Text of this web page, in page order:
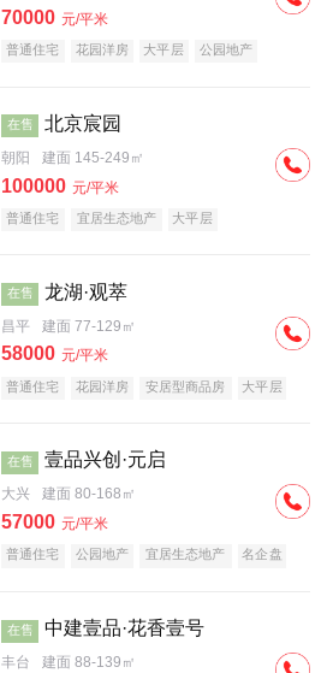
70000 元/平米
普通住宅 花园洋房 大平层
公园地产
在售 北京宸园
朝阳 建面 145-249㎡
100000 元/平米
普通住宅 宜居生态地产 大平层
在售 龙湖·观萃
昌平 建面 77-129㎡
58000 元/平米
普通住宅 花园洋房 安居型商品房
大平层
在售 壹品兴创·元启
大兴 建面 80-168㎡
57000 元/平米
普通住宅 公园地产 宜居生态地产 名企盘
在售 中建壹品·花香壹号
丰台 建面 88-139㎡